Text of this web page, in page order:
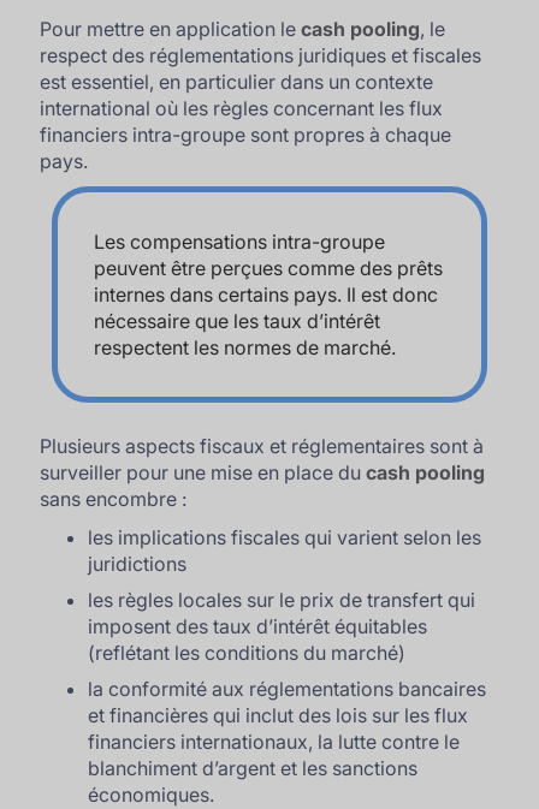
Pour mettre en application lecash pooling, le
respect des réglementations juridiques et fiscales
est essentiel, en particulier dans un contexte
international où les règles concernant les flux
financiers intra-groupe sont propres à chaque
pays.
Les compensations intra-groupe
peuvent être perçues comme des prêts
internes dans certains pays. Il est donc
nécessaire que les taux d’intérêt
respectent les normes de marché.
Plusieurs aspects fiscaux et réglementaires sont à
surveiller pour une mise en place ducash pooling
sans encombre :
les implications fiscales qui varient selon les
juridictions
les règles locales sur le prix de transfert qui
imposent des taux d’intérêt équitables
(reflétant les conditions du marché)
la conformité aux réglementations bancaires
et financières qui inclut des lois sur les flux
financiers internationaux, la lutte contre le
blanchiment d’argent et les sanctions
économiques.